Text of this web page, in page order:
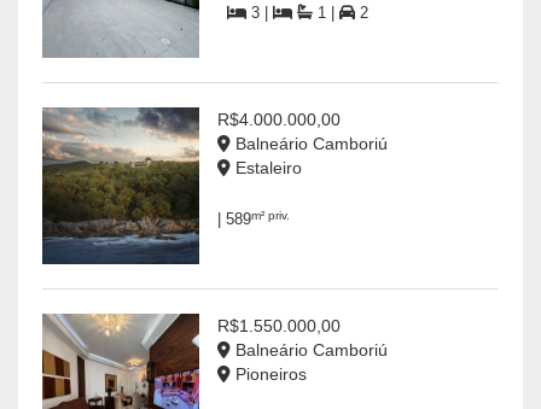
3 | 1 | 2
R$4.000.000,00
Balneário Camboriú
Estaleiro
| 589m² priv.
R$1.550.000,00
Balneário Camboriú
Pioneiros